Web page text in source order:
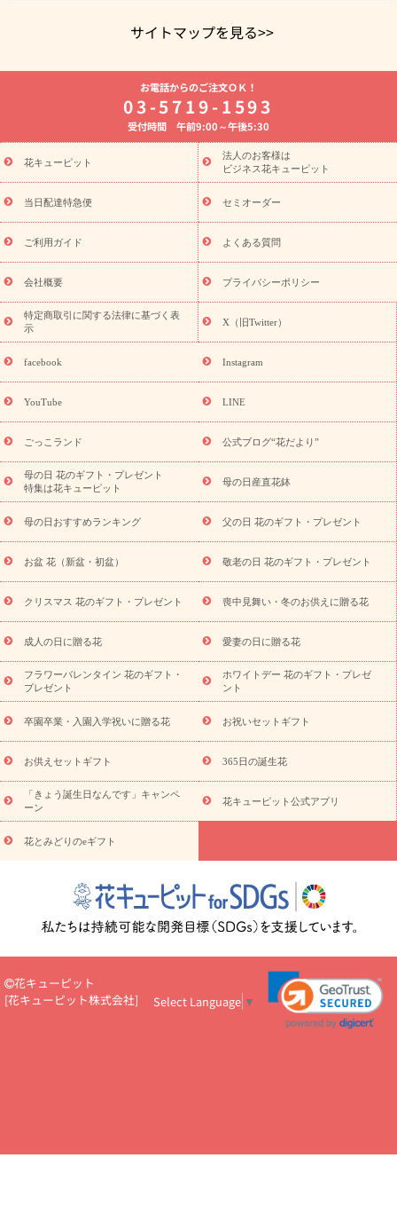
サイトマップを見る>>
よく贈られる花
お祝いの花特集
誕生日フラワーギフト特集
8月の誕生花(トルコキキョウ)
開店・開業祝い
お供え・お悔やみ お供え・お悔やみの花
通夜・葬儀に贈る花 胡蝶蘭・花鉢
ーブドフラワー
季節のイベント
ひまわり ギフト・プレゼント
特集
お盆 花（新盆・初盆） 季節のイベント
お盆 花（新
盆・初盆）
お盆 花（新盆・初盆）
お盆・お供え 花とセットギ
フト
お盆・お供え プリザーブドフラワー
ひまわり ギフト・プ
レゼント特集
夏の花贈り・お中元・暑中見舞い 花のギフト特集
敬老の日におくる花ギフト・プレゼント特集
花ギフト・プレゼント特集
敬老の日 花のおすすめランキング
敬
老の日 花鉢植えのギフト・プレゼント特集
敬老の日 花とセットギ
フト・プレゼント特集
敬老の日の花 全てのギフト一覧
キャン
ペーン
映画『ウォーターガーディアンズ』コラボキャンペーン
「きょう誕生日なんです」キャンペーン
誕生日の花を探す
誕生日フラワーギフト 誕生日フラワーギフト特集
9月の誕生花(リンドウ)
ら探す
お祝いの花特集 当日配達特急便 お祝い商品一覧
念日
結婚祝い 出産祝い 退院祝い・快気祝い
寿祝い
プチギフト ペットのお祝いフラワー
供え・お悔やみ商品一覧
お供え・お悔やみの花
四十九日法要以
降に贈る花
通夜・葬儀に贈る花
お供え お花とセットギフト
お供え プリザーブドフラワー
ペットのお供えフラワー
お盆（新
盆・初盆）
その他 お祝い返し お見舞い
お取り寄せギフト
ビジネス用
ご自宅用 観葉植物 ミディ胡蝶蘭
プリザーブ
ドフラワー
スタイルから探す アレンジメント 花束
スタ
ンド花
お祝い お供え・お悔やみ 胡蝶蘭 胡蝶蘭・花鉢
ディ胡蝶蘭・お祝い
ミディ胡蝶蘭・お供え
世界初の青色胡蝶蘭
観葉植物
観葉植物 産直多肉植物
プリザーブドフラワー
お祝い
お供え・お悔やみ 花とセットギフト
セミオーダー
プチギフト（hanamore -ハナモア-）
花とみどりのeギフト
キューピットのeGfit
カラー ピンク イエローオレンジ
レッ
ド
お花の種類 トルコキキョウ
お祝い お祝い・3000円～ お祝い・4000円～
お祝い・
5000円～
お祝い・7000円～ お祝い・ 10000円～
お供え・お
悔やみ
円～
お供え・お悔やみ・
読み物
いのマナー
定年退職祝いのマナー
お祝いを贈るときのマナー・
花キューピットのお祝いコラム一覧
誕生日のお花を「色
彩心理学」で選ぶ方法
結婚祝いの予算相場
出産祝いお役立ち情
ール
新築引っ越し祝いコラム お祝い花のマナー総まとめ
職
場上司や先輩へ贈るお祝い花の正解は？
開店祝いの花 選び方ガイ
あり)
花キューピット×専門家
CO2排出量削減 / SDGsを考える
お電話からのご注文ＯＫ！
03-5719-1593
受付時間 午前9:00～午後5:30
花キューピット
法人のお客様は
ビジネス花キューピット
当日配達特急便 セミオーダー
ご利用ガイド よくある質問
会社概要 プライバシーポリシー
特定商取引に関する法律に基づく表
示
X（旧Twitter）
facebook Instagram
YouTube LINE
ごっこランド 公式ブログ“花だより”
母の日 花のギフト・プレゼント
特集は花キューピット
母の日産直花鉢
母の日おすすめランキング 父の日 花のギフト・プレゼント
お盆 花（新盆・初盆） 敬老の日 花のギフト・プレゼント
クリスマス 花のギフト・プレゼント 喪中見舞い・冬のお供えに贈る花
成人の日に贈る花 愛妻の日に贈る花
フラワーバレンタイン 花のギフト・
プレゼント
ホワイトデー 花のギフト・プレゼ
ント
卒園卒業・入園入学祝いに贈る花 お祝いセットギフト
お供えセットギフト 365日の誕生花
「きょう誕生日なんです」キャンペ
ーン
花キューピット公式アプリ
花とみどりのeギフト
花キューピット
[花キューピット株式会社] Select Language ▼